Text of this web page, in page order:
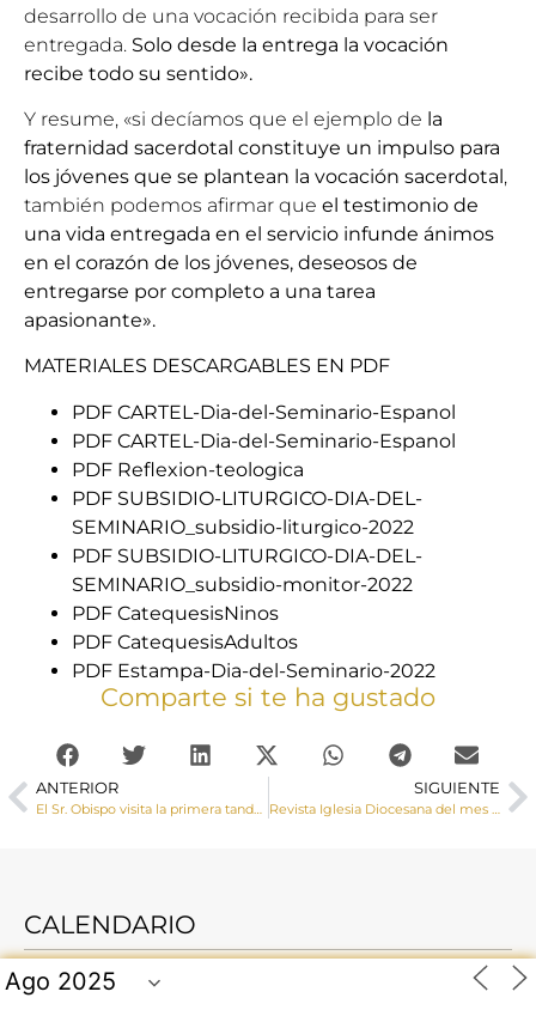
desarrollo de una vocación recibida para ser
entregada. Solo desde la entrega la vocación
recibe todo su sentido».
Y resume, «si decíamos que el ejemplo de la
fraternidad sacerdotal constituye un impulso para
los jóvenes que se plantean la vocación sacerdotal,
también podemos afirmar que el testimonio de
una vida entregada en el servicio infunde ánimos
en el corazón de los jóvenes, deseosos de
entregarse por completo a una tarea
apasionante».
MATERIALES DESCARGABLES EN PDF
PDF CARTEL-Dia-del-Seminario-Espanol
PDF CARTEL-Dia-del-Seminario-Espanol
PDF Reflexion-teologica
PDF SUBSIDIO-LITURGICO-DIA-DEL-
SEMINARIO_subsidio-liturgico-2022
PDF SUBSIDIO-LITURGICO-DIA-DEL-
SEMINARIO_subsidio-monitor-2022
PDF CatequesisNinos
PDF CatequesisAdultos
PDF Estampa-Dia-del-Seminario-2022
Comparte si te ha gustado
ANTERIOR
El Sr. Obispo visita la primera tanda de Ejercicios Espirituales en Familia
SIGUIENTE
Revista Iglesia Diocesana del mes de Marzo
CALENDARIO